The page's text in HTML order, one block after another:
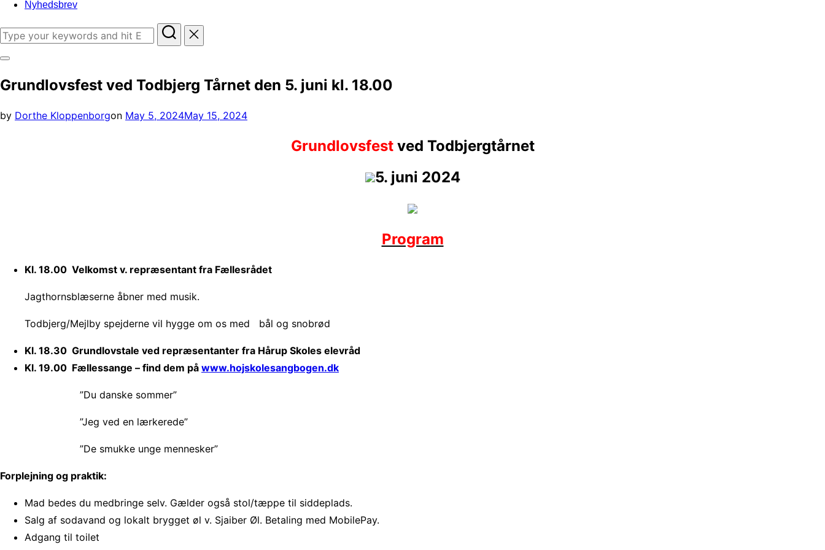
Nyhedsbrev
Search
sidebar
navigation
Grundlovsfest ved Todbjerg Tårnet den 5. juni kl. 18.00
by Dorthe Kloppenborgon Posted
May 5, 2024May 15, 2024
Grundlovsfestved Todbjergtårnet
5. juni 2024
Program
Kl. 18.00 Velkomst v. repræsentant fra Fællesrådet
Jagthornsblæserne åbner med musik.
Todbjerg/Mejlby spejderne vil hygge om os med bål og snobrød
Kl. 18.30 Grundlovstale ved repræsentanter fra Hårup Skoles elevråd
Kl. 19.00 Fællessange – find dem på www.hojskolesangbogen.dk
”Du danske sommer”
”Jeg ved en lærkerede”
”De smukke unge mennesker”
Forplejning og praktik:
Mad bedes du medbringe selv. Gælder også stol/tæppe til siddeplads.
Salg af sodavand og lokalt brygget øl v. Sjaiber Øl. Betaling med MobilePay.
Adgang til toilet